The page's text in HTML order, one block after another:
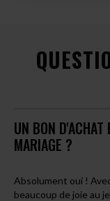
UN BON
MARIAGE ?
Absolument oui !
beaucoup de joie au